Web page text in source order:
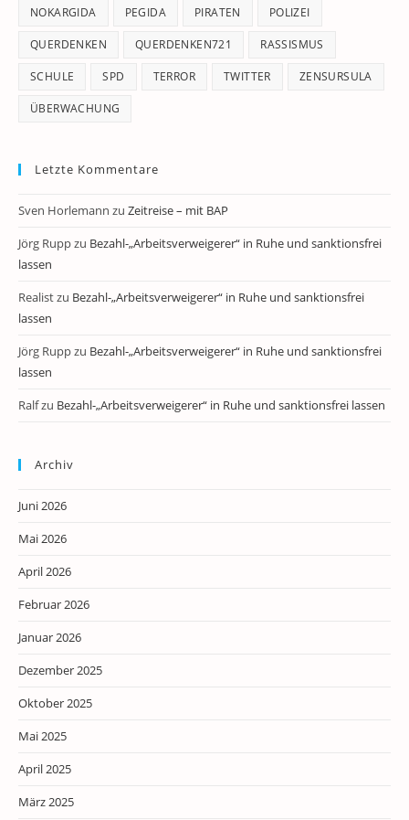
NOKARGIDA PEGIDA PIRATEN POLIZEI
QUERDENKEN QUERDENKEN721 RASSISMUS
SCHULE SPD TERROR TWITTER ZENSURSULA
ÜBERWACHUNG
Letzte Kommentare
Sven Horlemann zu Zeitreise – mit BAP
Jörg Ruppzu Bezahl-„Arbeitsverweigerer“ in Ruhe und sanktionsfrei
lassen
Realistzu Bezahl-„Arbeitsverweigerer“ in Ruhe und sanktionsfrei
lassen
Jörg Ruppzu Bezahl-„Arbeitsverweigerer“ in Ruhe und sanktionsfrei
lassen
Ralfzu Bezahl-„Arbeitsverweigerer“ in Ruhe und sanktionsfrei lassen
Archiv
Juni 2026
Mai 2026
April 2026
Februar 2026
Januar 2026
Dezember 2025
Oktober 2025
Mai 2025
April 2025
März 2025